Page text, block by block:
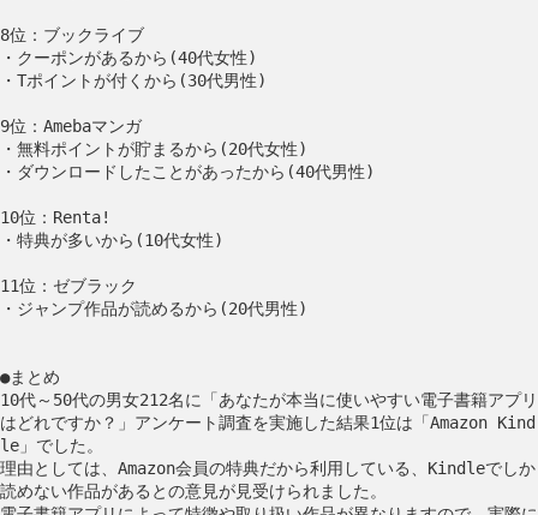
8位：ブックライブ
・クーポンがあるから(40代女性)
・Tポイントが付くから(30代男性)
9位：Amebaマンガ
・無料ポイントが貯まるから(20代女性)
・ダウンロードしたことがあったから(40代男性)
10位：Renta!
・特典が多いから(10代女性)
11位：ゼブラック
・ジャンプ作品が読めるから(20代男性)
●まとめ
10代～50代の男女212名に「あなたが本当に使いやすい電子書籍アプリ
はどれですか？」アンケート調査を実施した結果1位は「Amazon Kind
le」でした。
理由としては、Amazon会員の特典だから利用している、Kindleでしか
読めない作品があるとの意見が見受けられました。